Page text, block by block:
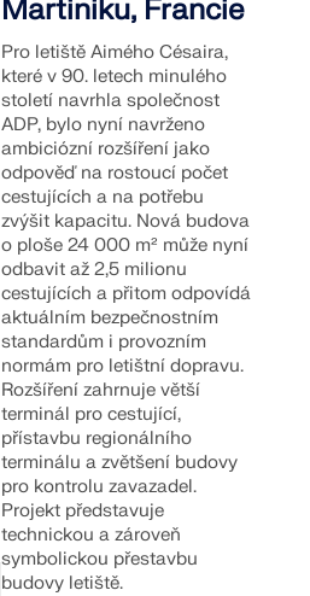
Martiniku, Francie
Pro letiště Aimého Césaira,
které v 90. letech minulého
století navrhla společnost
ADP, bylo nyní navrženo
ambiciózní rozšíření jako
odpověď na rostoucí počet
cestujících a na potřebu
zvýšit kapacitu. Nová budova
o ploše 24 000 m² může nyní
odbavit až 2,5 milionu
cestujících a přitom odpovídá
aktuálním bezpečnostním
standardům i provozním
normám pro letištní dopravu.
Rozšíření zahrnuje větší
terminál pro cestující,
přístavbu regionálního
terminálu a zvětšení budovy
pro kontrolu zavazadel.
Projekt představuje
technickou a zároveň
symbolickou přestavbu
budovy letiště.